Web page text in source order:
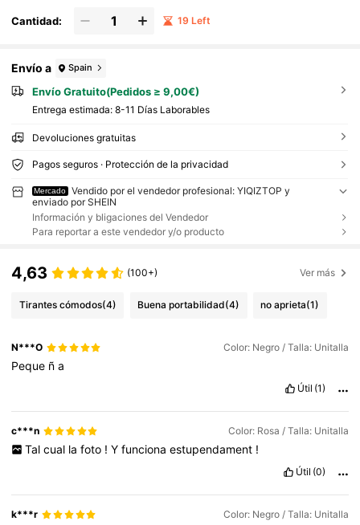
Cantidad: 19 Left
Envío a Spain
Envío Gratuito(Pedidos ≥ 9,00€)
Entrega estimada: 8-11 Días Laborables
Devoluciones gratuitas
Pagos seguros · Protección de la privacidad
Mercado
Vendido por el vendedor profesional: YIQIZTOP y
enviado por SHEIN
Información y bligaciones del Vendedor
Para reportar a este vendedor y/o producto
4,63 (100+) Ver más
Tirantes cómodos(4) Buena portabilidad(4) no aprieta(1)
N***O Color: Negro / Talla: Unitalla
Peque ña
Útil (1)
c***n Color: Rosa / Talla: Unitalla
Tal cual la foto ! Y funciona estupendament !
Útil (0)
k***r Color: Negro / Talla: Unitalla